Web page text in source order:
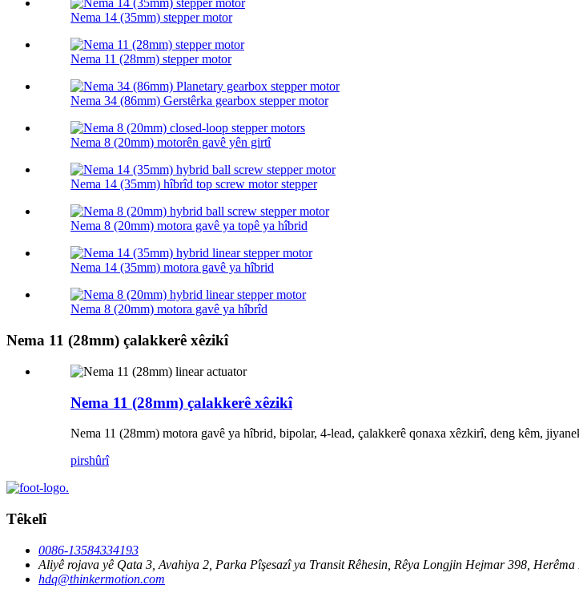
Nema 14 (35mm) stepper motor
Nema 11 (28mm) stepper motor
Nema 34 (86mm) Gerstêrka gearbox stepper motor
Nema 8 (20mm) motorên gavê yên girtî
Nema 14 (35mm) hîbrîd top screw motor stepper
Nema 8 (20mm) motora gavê ya topê ya hîbrid
Nema 14 (35mm) motora gavê ya hîbrid
Nema 8 (20mm) motora gavê ya hîbrîd
Nema 11 (28mm) çalakkerê xêzikî
Nema 11 (28mm) çalakkerê xêzikî
Nema 11 (28mm) motora gavê ya hîbrid, bipolar, 4-lead, çalakkerê qonaxa xêzkirî, deng kêm,
pirshûrî
Têkelî
0086-13584334193
Aliyê rojava yê Qata 3, Avahiya 2, Parka Pîşesazî ya Transit Rêhesin, Rêya Longjin Hejmar 398,
hdq@thinkermotion.com